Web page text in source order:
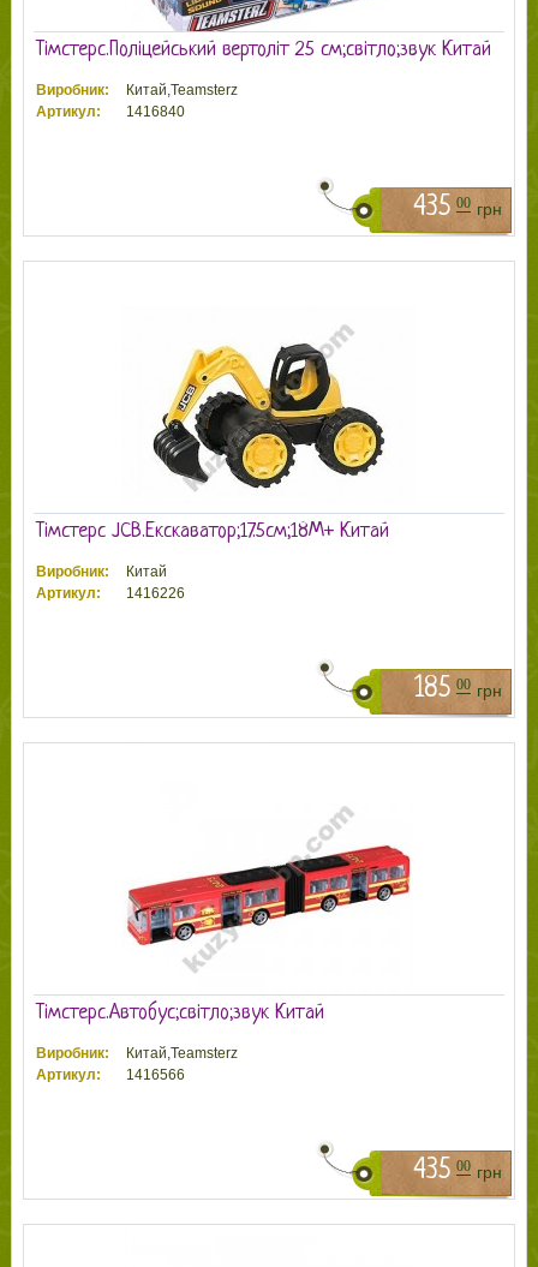
Тімстерс.Поліцейський вертоліт 25 см;світло;звук Китай
Виробник:
Китай,Teamsterz
Артикул:
1416840
435 00 грн
Тімстерс JCB.Екскаватор;17.5см;18М+ Китай
Виробник:
Китай
Артикул:
1416226
185 00 грн
Тімстерс.Автобус;світло;звук Китай
Виробник:
Китай,Teamsterz
Артикул:
1416566
435 00 грн